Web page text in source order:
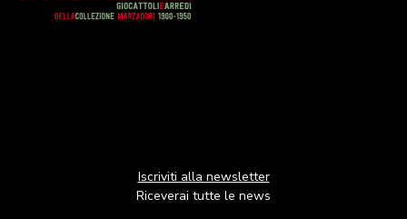
Iscriviti alla newsletter
Riceverai tutte le news